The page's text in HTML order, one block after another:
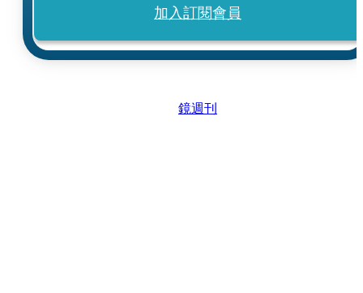
加入訂閱會員
鏡週刊